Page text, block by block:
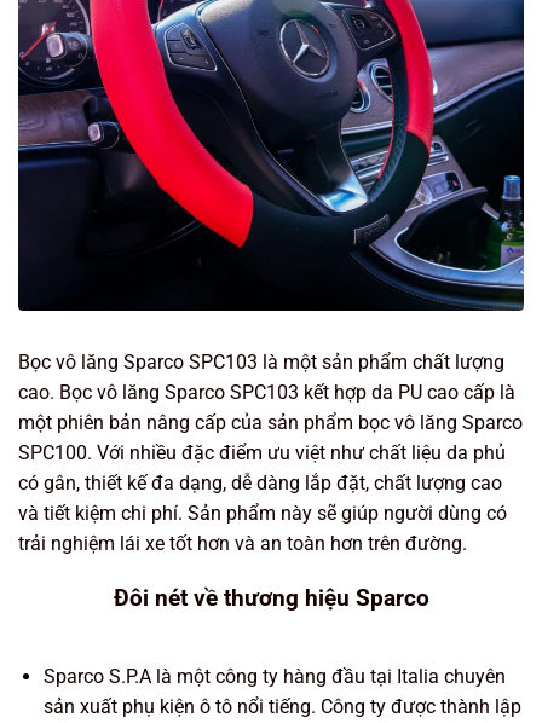
Bọc vô lăng Sparco SPC103 là một sản phẩm chất lượng
cao. Bọc vô lăng Sparco SPC103 kết hợp da PU cao cấp là
một phiên bản nâng cấp của sản phẩm bọc vô lăng Sparco
SPC100. Với nhiều đặc điểm ưu việt như chất liệu da phủ
có gân, thiết kế đa dạng, dễ dàng lắp đặt, chất lượng cao
và tiết kiệm chi phí. Sản phẩm này sẽ giúp người dùng có
trải nghiệm lái xe tốt hơn và an toàn hơn trên đường.
Đôi nét về thương hiệu Sparco
Sparco S.P.A là một công ty hàng đầu tại Italia chuyên
sản xuất phụ kiện ô tô nổi tiếng. Công ty được thành lập